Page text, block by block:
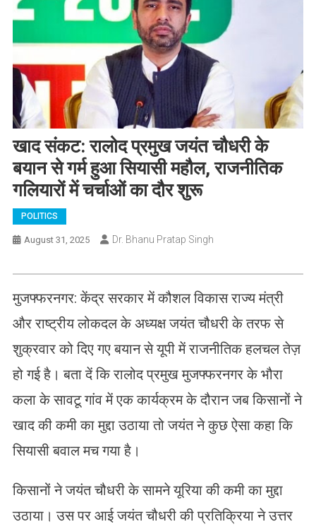
खाद संकट: रालोद प्रमुख जयंत चौधरी के
बयान से गर्म हुआ सियासी महौल, राजनीतिक
गलियारों में चर्चाओं का दौर शुरू
POLITICS
August 31, 2025 Dr. Bhanu Pratap Singh
मुजफ्फरनगर: केंद्र सरकार में कौशल विकास राज्य मंत्री
और राष्ट्रीय लोकदल के अध्यक्ष जयंत चौधरी के तरफ से
शुक्रवार को दिए गए बयान से यूपी में राजनीतिक हलचल तेज़
हो गई है। बता दें कि रालोद प्रमुख मुजफ्फरनगर के भौरा
कला के सावटू गांव में एक कार्यक्रम के दौरान जब किसानों ने
खाद की कमी का मुद्दा उठाया तो जयंत ने कुछ ऐसा कहा कि
सियासी बवाल मच गया है।
किसानों ने जयंत चौधरी के सामने यूरिया की कमी का मुद्दा
उठाया। उस पर आई जयंत चौधरी की प्रतिक्रिया ने उत्तर